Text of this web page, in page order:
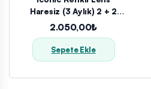
Haresiz (3 Aylık) 2 + 2
Adet
2.050,00₺
Sepete Ekle